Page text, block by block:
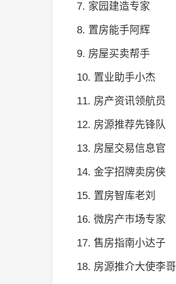
7. 家园建造专家
8. 置房能手阿辉
9. 房屋买卖帮手
10. 置业助手小杰
11. 房产资讯领航员
12. 房源推荐先锋队
13. 房屋交易信息官
14. 金字招牌卖房侠
15. 置房智库老刘
16. 微房产市场专家
17. 售房指南小达子
18. 房源推介大使李哥